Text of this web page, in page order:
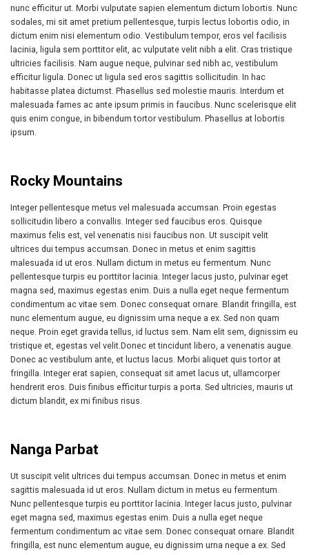
nunc efficitur ut. Morbi vulputate sapien elementum dictum lobortis. Nunc
sodales, mi sit amet pretium pellentesque, turpis lectus lobortis odio, in
dictum enim nisi elementum odio. Vestibulum tempor, eros vel facilisis
lacinia, ligula sem porttitor elit, ac vulputate velit nibh a elit. Cras tristique
ultricies facilisis. Nam augue neque, pulvinar sed nibh ac, vestibulum
efficitur ligula. Donec ut ligula sed eros sagittis sollicitudin. In hac
habitasse platea dictumst. Phasellus sed molestie mauris. Interdum et
malesuada fames ac ante ipsum primis in faucibus. Nunc scelerisque elit
quis enim congue, in bibendum tortor vestibulum. Phasellus at lobortis
ipsum.
Rocky Mountains
Integer pellentesque metus vel malesuada accumsan. Proin egestas
sollicitudin libero a convallis. Integer sed faucibus eros. Quisque
maximus felis est, vel venenatis nisi faucibus non. Ut suscipit velit
ultrices dui tempus accumsan. Donec in metus et enim sagittis
malesuada id ut eros. Nullam dictum in metus eu fermentum. Nunc
pellentesque turpis eu porttitor lacinia. Integer lacus justo, pulvinar eget
magna sed, maximus egestas enim. Duis a nulla eget neque fermentum
condimentum ac vitae sem. Donec consequat ornare. Blandit fringilla, est
nunc elementum augue, eu dignissim urna neque a ex. Sed non quam
neque. Proin eget gravida tellus, id luctus sem. Nam elit sem, dignissim eu
tristique et, egestas vel velit.Donec et tincidunt libero, a venenatis augue.
Donec ac vestibulum ante, et luctus lacus. Morbi aliquet quis tortor at
fringilla. Integer erat sapien, consequat sit amet lacus ut, ullamcorper
hendrerit eros. Duis finibus efficitur turpis a porta. Sed ultricies, mauris ut
dictum blandit, ex mi finibus risus.
Nanga Parbat
Ut suscipit velit ultrices dui tempus accumsan. Donec in metus et enim
sagittis malesuada id ut eros. Nullam dictum in metus eu fermentum.
Nunc pellentesque turpis eu porttitor lacinia. Integer lacus justo, pulvinar
eget magna sed, maximus egestas enim. Duis a nulla eget neque
fermentum condimentum ac vitae sem. Donec consequat ornare. Blandit
fringilla, est nunc elementum augue, eu dignissim urna neque a ex. Sed